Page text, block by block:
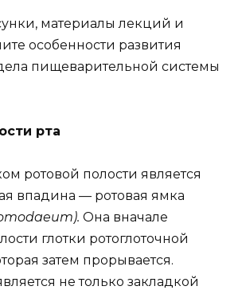
материалы лекций и
особенности развития
пищеварительной системы
рта
ротовой полости является
впадина — ротовая ямка
Она вначале
глотки ротоглоточной
затем прорывается.
не только закладкой